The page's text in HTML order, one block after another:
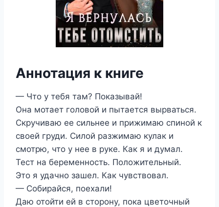
Аннотация к книге
— Что у тебя там? Показывай!
Она мотает головой и пытается вырваться.
Скручиваю ее сильнее и прижимаю спиной к
своей груди. Силой разжимаю кулак и
смотрю, что у нее в руке. Как я и думал.
Тест на беременность. Положительный.
Это я удачно зашел. Как чувствовал.
— Собирайся, поехали!
Даю отойти ей в сторону, пока цветочный